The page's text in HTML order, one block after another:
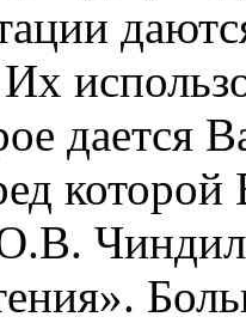
дается